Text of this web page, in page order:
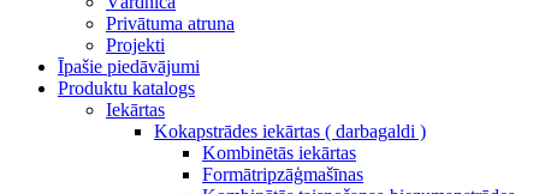
Privātuma atruna
Projekti
Īpašie piedāvājumi
Produktu katalogs
Iekārtas
Kokapstrādes iekārtas ( darbagaldi )
Kombinētās iekārtas
Formātripzāģmašīnas